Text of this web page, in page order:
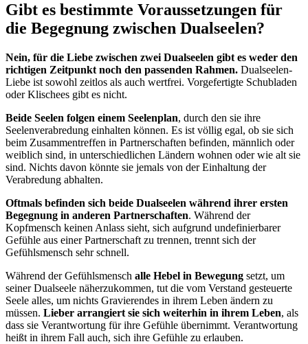
Gibt es bestimmte Voraussetzungen für
die Begegnung zwischen Dualseelen?
Nein, für die Liebe zwischen zwei Dualseelen gibt es weder den
richtigen Zeitpunkt noch den passenden Rahmen. Dualseelen-
Liebe ist sowohl zeitlos als auch wertfrei. Vorgefertigte Schubladen
oder Klischees gibt es nicht.
Beide Seelen folgen einem Seelenplan, durch den sie ihre
Seelenverabredung einhalten können. Es ist völlig egal, ob sie sich
beim Zusammentreffen in Partnerschaften befinden, männlich oder
weiblich sind, in unterschiedlichen Ländern wohnen oder wie alt sie
sind. Nichts davon könnte sie jemals von der Einhaltung der
Verabredung abhalten.
Oftmals befinden sich beide Dualseelen während ihrer ersten
Begegnung in anderen Partnerschaften. Während der
Kopfmensch keinen Anlass sieht, sich aufgrund undefinierbarer
Gefühle aus einer Partnerschaft zu trennen, trennt sich der
Gefühlsmensch sehr schnell.
Während der Gefühlsmensch alle Hebel in Bewegung setzt, um
seiner Dualseele näherzukommen, tut die vom Verstand gesteuerte
Seele alles, um nichts Gravierendes in ihrem Leben ändern zu
müssen. Lieber arrangiert sie sich weiterhin in ihrem Leben, als
dass sie Verantwortung für ihre Gefühle übernimmt. Verantwortung
heißt in ihrem Fall auch, sich ihre Gefühle zu erlauben.